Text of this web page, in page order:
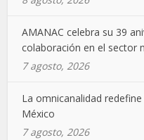
AMANAC celebra su 39
colaboración en el sector
7 agosto, 2026
La omnicanalidad
México
7 agosto, 2026